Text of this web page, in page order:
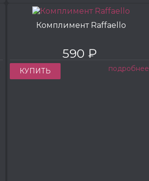
Комплимент Raffaello
590 ₽
КУПИТЬ подробнее